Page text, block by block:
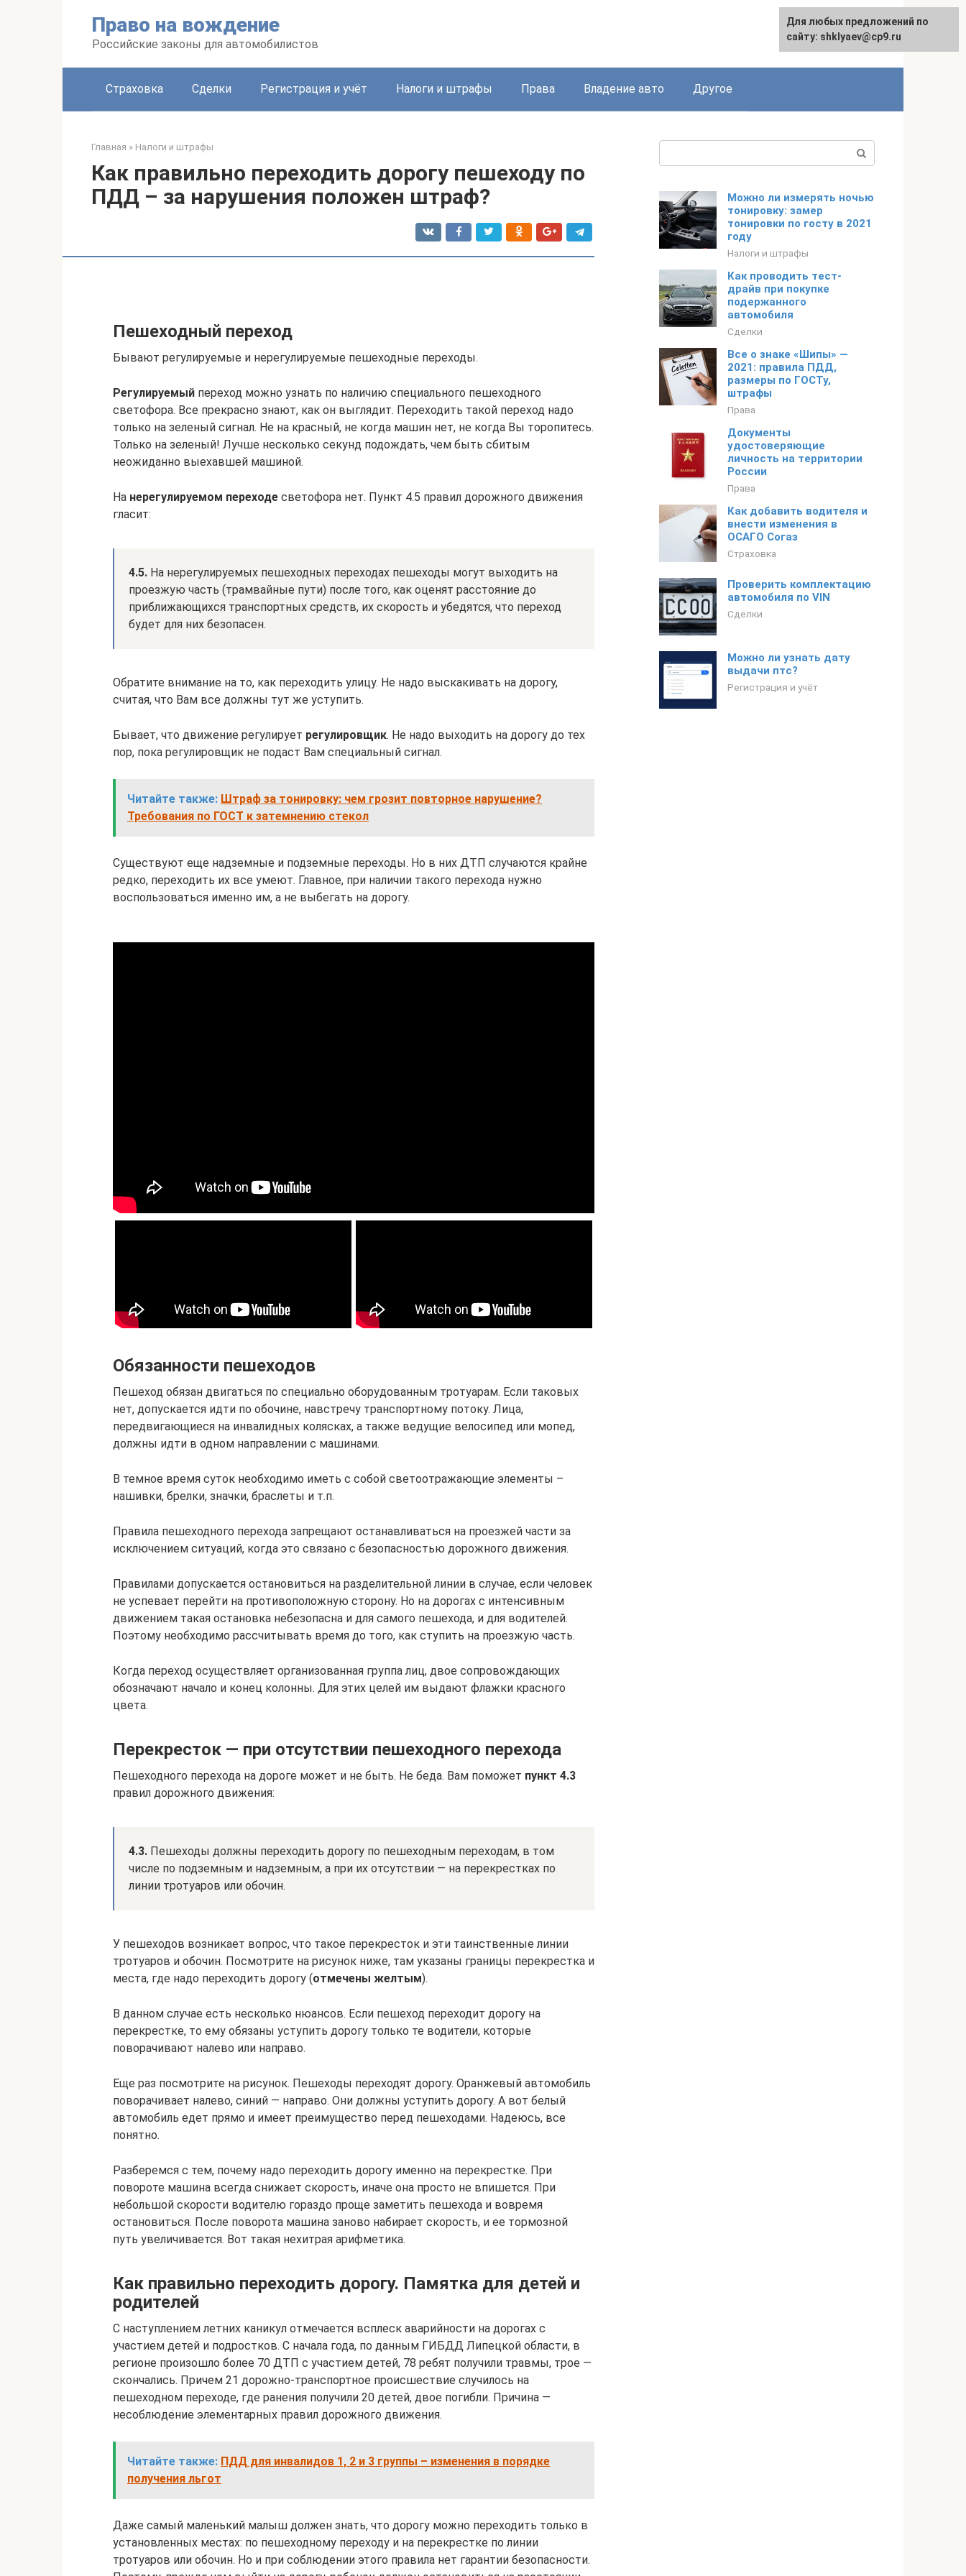
Право на вождение
Российские законы для автомобилистов
Страховка Сделки Регистрация и учёт Налоги и штрафы Права Владение авто Другое
Главная » Налоги и штрафы
Как правильно переходить дорогу пешеходу по
ПДД – за нарушения положен штраф?
Пешеходный переход
Бывают регулируемые и нерегулируемые пешеходные переходы.
Регулируемый переход можно узнать по наличию специального пешеходного
светофора. Все прекрасно знают, как он выглядит. Переходить такой переход надо
только на зеленый сигнал. Не на красный, не когда машин нет, не когда Вы торопитесь.
Только на зеленый! Лучше несколько секунд подождать, чем быть сбитым
неожиданно выехавшей машиной.
На нерегулируемом переходе светофора нет. Пункт 4.5 правил дорожного движения
гласит:
4.5. На нерегулируемых пешеходных переходах пешеходы могут выходить на
проезжую часть (трамвайные пути) после того, как оценят расстояние до
приближающихся транспортных средств, их скорость и убедятся, что переход
будет для них безопасен.
Обратите внимание на то, как переходить улицу. Не надо выскакивать на дорогу,
считая, что Вам все должны тут же уступить.
Бывает, что движение регулирует регулировщик. Не надо выходить на дорогу до тех
пор, пока регулировщик не подаст Вам специальный сигнал.
Читайте также: Штраф за тонировку: чем грозит повторное нарушение?
Требования по ГОСТ к затемнению стекол
Существуют еще надземные и подземные переходы. Но в них ДТП случаются крайне
редко, переходить их все умеют. Главное, при наличии такого перехода нужно
воспользоваться именно им, а не выбегать на дорогу.
Обязанности пешеходов
Пешеход обязан двигаться по специально оборудованным тротуарам. Если таковых
нет, допускается идти по обочине, навстречу транспортному потоку. Лица,
передвигающиеся на инвалидных колясках, а также ведущие велосипед или мопед,
должны идти в одном направлении с машинами.
В темное время суток необходимо иметь с собой светоотражающие элементы –
нашивки, брелки, значки, браслеты и т.п.
Правила пешеходного перехода запрещают останавливаться на проезжей части за
исключением ситуаций, когда это связано с безопасностью дорожного движения.
Правилами допускается остановиться на разделительной линии в случае, если человек
не успевает перейти на противоположную сторону. Но на дорогах с интенсивным
движением такая остановка небезопасна и для самого пешехода, и для водителей.
Поэтому необходимо рассчитывать время до того, как ступить на проезжую часть.
Когда переход осуществляет организованная группа лиц, двое сопровождающих
обозначают начало и конец колонны. Для этих целей им выдают флажки красного
цвета.
Перекресток — при отсутствии пешеходного перехода
Пешеходного перехода на дороге может и не быть. Не беда. Вам поможет пункт 4.3
правил дорожного движения:
4.3. Пешеходы должны переходить дорогу по пешеходным переходам, в том
числе по подземным и надземным, а при их отсутствии — на перекрестках по
линии тротуаров или обочин.
У пешеходов возникает вопрос, что такое перекресток и эти таинственные линии
тротуаров и обочин. Посмотрите на рисунок ниже, там указаны границы перекрестка и
места, где надо переходить дорогу (отмечены желтым).
В данном случае есть несколько нюансов. Если пешеход переходит дорогу на
перекрестке, то ему обязаны уступить дорогу только те водители, которые
поворачивают налево или направо.
Еще раз посмотрите на рисунок. Пешеходы переходят дорогу. Оранжевый автомобиль
поворачивает налево, синий — направо. Они должны уступить дорогу. А вот белый
автомобиль едет прямо и имеет преимущество перед пешеходами. Надеюсь, все
понятно.
Разберемся с тем, почему надо переходить дорогу именно на перекрестке. При
повороте машина всегда снижает скорость, иначе она просто не впишется. При
небольшой скорости водителю гораздо проще заметить пешехода и вовремя
остановиться. После поворота машина заново набирает скорость, и ее тормозной
путь увеличивается. Вот такая нехитрая арифметика.
Как правильно переходить дорогу. Памятка для детей и
родителей
С наступлением летних каникул отмечается всплеск аварийности на дорогах с
участием детей и подростков. С начала года, по данным ГИБДД Липецкой области, в
регионе произошло более 70 ДТП с участием детей, 78 ребят получили травмы, трое —
скончались. Причем 21 дорожно-транспортное происшествие случилось на
пешеходном переходе, где ранения получили 20 детей, двое погибли. Причина —
несоблюдение элементарных правил дорожного движения.
Читайте также: ПДД для инвалидов 1, 2 и 3 группы – изменения в порядке
получения льгот
Даже самый маленький малыш должен знать, что дорогу можно переходить только в
установленных местах: по пешеходному переходу и на перекрестке по линии
тротуаров или обочин. Но и при соблюдении этого правила нет гарантии безопасности.
Можно ли измерять ночью
тонировку: замер
тонировки по госту в 2021
году
Налоги и штрафы
Как проводить тест-
драйв при покупке
подержанного
автомобиля
Сделки
Все о знаке «Шипы» —
2021: правила ПДД,
размеры по ГОСТу,
штрафы
Права
Документы
удостоверяющие
личность на территории
России
Права
Как добавить водителя и
внести изменения в
ОСАГО Согаз
Страховка
Проверить комплектацию
автомобиля по VIN
Сделки
Можно ли узнать дату
выдачи птс?
Регистрация и учёт
Для любых предложений по
сайту: shklyaev@cp9.ru